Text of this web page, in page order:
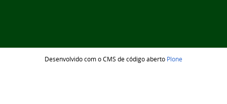
Desenvolvido com o CMS de código aberto Plone